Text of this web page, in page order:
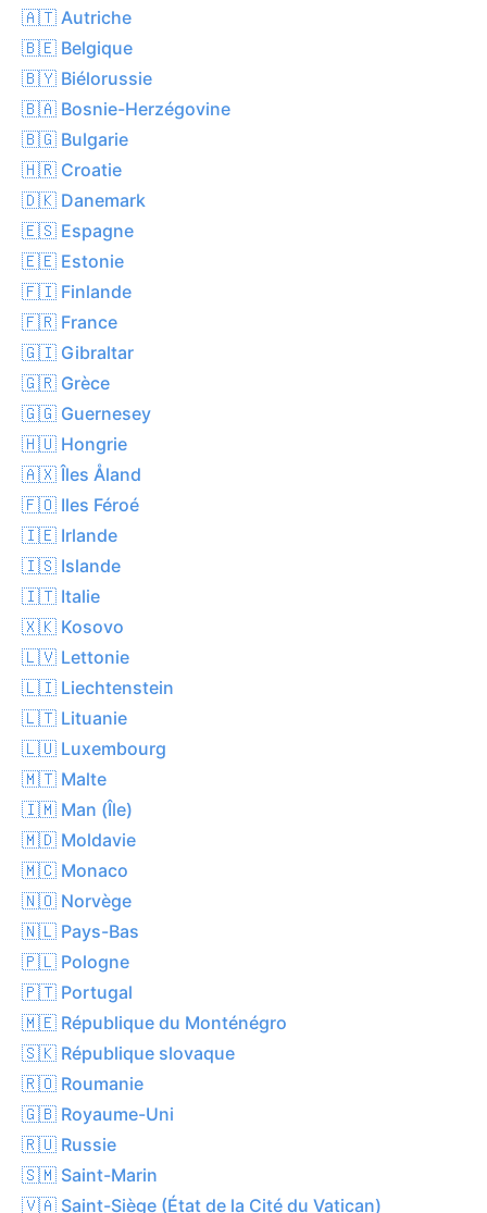
🇦🇹 Autriche
🇧🇪 Belgique
🇧🇾 Biélorussie
🇧🇦 Bosnie-Herzégovine
🇧🇬 Bulgarie
🇭🇷 Croatie
🇩🇰 Danemark
🇪🇸 Espagne
🇪🇪 Estonie
🇫🇮 Finlande
🇫🇷 France
🇬🇮 Gibraltar
🇬🇷 Grèce
🇬🇬 Guernesey
🇭🇺 Hongrie
🇦🇽 Îles Åland
🇫🇴 Iles Féroé
🇮🇪 Irlande
🇮🇸 Islande
🇮🇹 Italie
🇽🇰 Kosovo
🇱🇻 Lettonie
🇱🇮 Liechtenstein
🇱🇹 Lituanie
🇱🇺 Luxembourg
🇲🇹 Malte
🇮🇲 Man (Île)
🇲🇩 Moldavie
🇲🇨 Monaco
🇳🇴 Norvège
🇳🇱 Pays-Bas
🇵🇱 Pologne
🇵🇹 Portugal
🇲🇪 République du Monténégro
🇸🇰 République slovaque
🇷🇴 Roumanie
🇬🇧 Royaume-Uni
🇷🇺 Russie
🇸🇲 Saint-Marin
🇻🇦 Saint-Siège (État de la Cité du Vatican)